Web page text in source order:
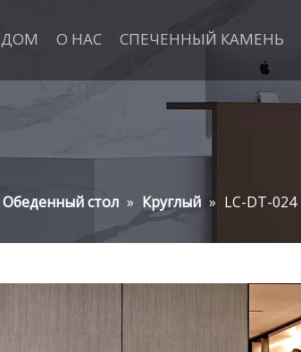
ДОМ О НАС СПЕЧЕННЫЙ КАМЕНЬ
Обеденный стол » Круглый » LC-DT-024